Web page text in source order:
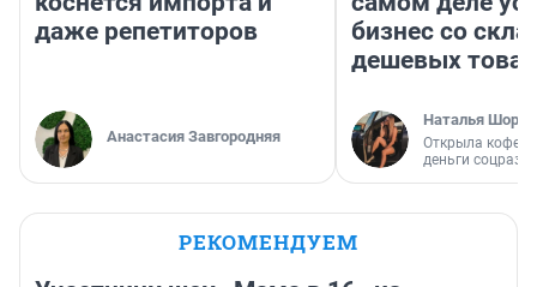
даже репетиторов
Анастасия Завгородняя
бизнес со
дешевых
Наталья
Открыла
деньги
РЕКОМЕНДУЕМ